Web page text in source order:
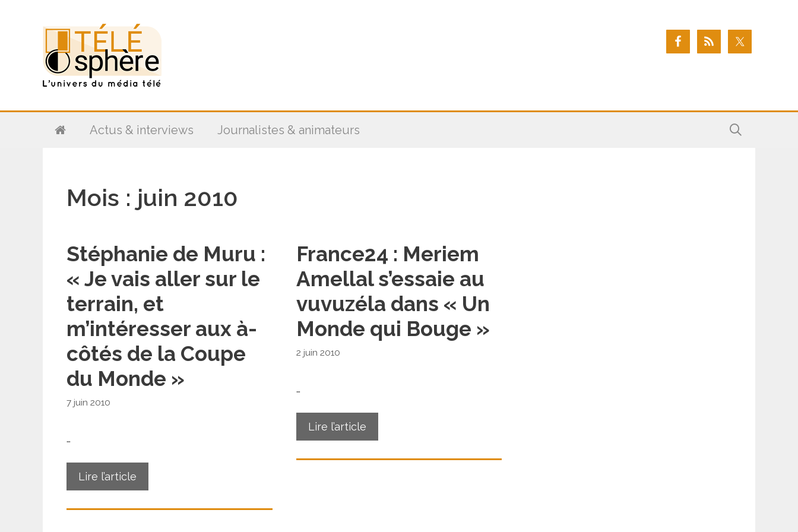
Actus & interviews Journalistes & animateurs
Mois : juin 2010
Stéphanie de Muru :
« Je vais aller sur le
terrain, et
m’intéresser aux à-
côtés de la Coupe
du Monde »
7 juin 2010
…
Lire l’article
France24 : Meriem
Amellal s’essaie au
vuvuzéla dans « Un
Monde qui Bouge »
2 juin 2010
…
Lire l’article